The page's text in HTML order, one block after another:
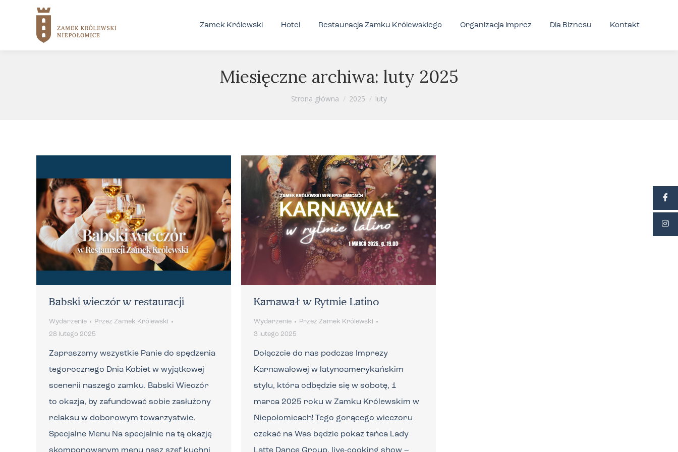
Zamek Królewski Hotel Restauracja Zamku Królewskiego Organizacja imprez Dla Biznesu Kontakt
Miesięczne archiwa: luty 2025
Jesteś tutaj:
Strona główna 2025 luty
Babski wieczór w restauracji
Wydarzenie Przez Zamek Królewski
28 lutego 2025
Zapraszamy wszystkie Panie do spędzenia
tegorocznego Dnia Kobiet w wyjątkowej
scenerii naszego zamku. Babski Wieczór
to okazja, by zafundować sobie zasłużony
relaksu w doborowym towarzystwie.
Specjalne Menu Na specjalnie na tą okazję
Karnawał w Rytmie Latino
Wydarzenie Przez Zamek Królewski
3 lutego 2025
Dołączcie do nas podczas Imprezy
Karnawałowej w latynoamerykańskim
stylu, która odbędzie się w sobotę, 1
marca 2025 roku w Zamku Królewskim w
Niepołomicach! Tego gorącego wieczoru
czekać na Was będzie pokaz tańca Lady